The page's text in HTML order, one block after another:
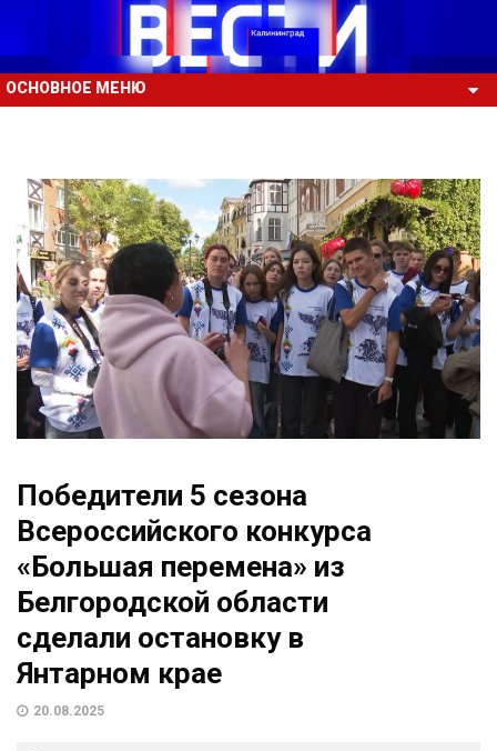
ОСНОВНОЕ МЕНЮ
Победители 5 сезона
Всероссийского конкурса
«Большая перемена» из
Белгородской области
сделали остановку в
Янтарном крае
20.08.2025